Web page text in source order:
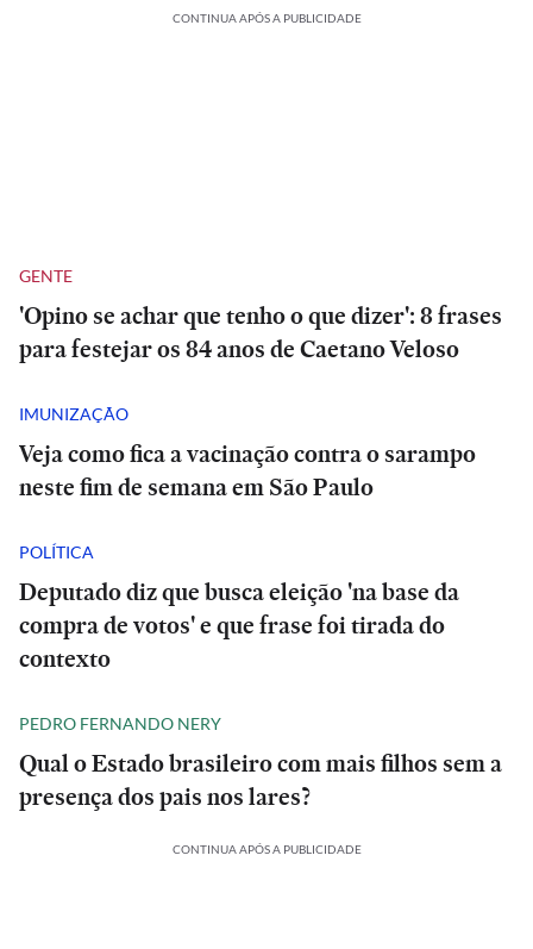
CONTINUA APÓS A PUBLICIDADE
GENTE
'Opino se achar que tenho o que dizer': 8 frases
para festejar os 84 anos de Caetano Veloso
IMUNIZAÇÃO
Veja como fica a vacinação contra o sarampo
neste fim de semana em São Paulo
POLÍTICA
Deputado diz que busca eleição 'na base da
compra de votos' e que frase foi tirada do
contexto
PEDRO FERNANDO NERY
Qual o Estado brasileiro com mais filhos sem a
presença dos pais nos lares?
CONTINUA APÓS A PUBLICIDADE